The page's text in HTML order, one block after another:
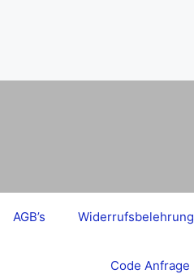
AGB’s Widerrufsbelehrung
Code Anfrage